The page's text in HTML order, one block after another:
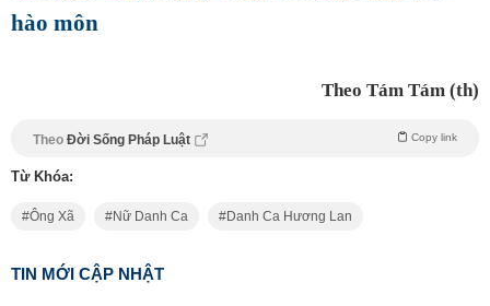
hào môn
Theo Tám Tám (th)
Theo Đời Sống Pháp Luật Copy link
Từ Khóa:
Ông Xã Nữ Danh Ca Danh Ca Hương Lan
TIN MỚI CẬP NHẬT